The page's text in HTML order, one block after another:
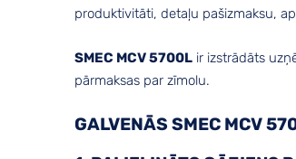
produktivitāti, detaļu pašizmaksu,
SMEC MCV 5700L ir izstrādāts
pārmaksas par zīmolu.
GALVENĀS SMEC MCV